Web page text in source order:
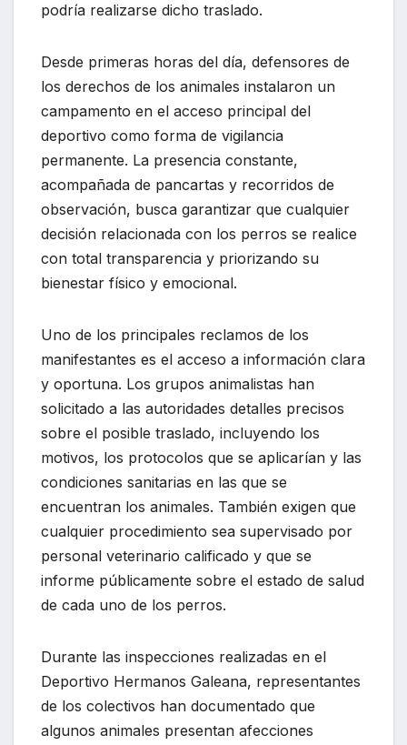
podría realizarse dicho traslado.
Desde primeras horas del día, defensores de
los derechos de los animales instalaron un
campamento en el acceso principal del
deportivo como forma de vigilancia
permanente. La presencia constante,
acompañada de pancartas y recorridos de
observación, busca garantizar que cualquier
decisión relacionada con los perros se realice
con total transparencia y priorizando su
bienestar físico y emocional.
Uno de los principales reclamos de los
manifestantes es el acceso a información clara
y oportuna. Los grupos animalistas han
solicitado a las autoridades detalles precisos
sobre el posible traslado, incluyendo los
motivos, los protocolos que se aplicarían y las
condiciones sanitarias en las que se
encuentran los animales. También exigen que
cualquier procedimiento sea supervisado por
personal veterinario calificado y que se
informe públicamente sobre el estado de salud
de cada uno de los perros.
Durante las inspecciones realizadas en el
Deportivo Hermanos Galeana, representantes
de los colectivos han documentado que
algunos animales presentan afecciones